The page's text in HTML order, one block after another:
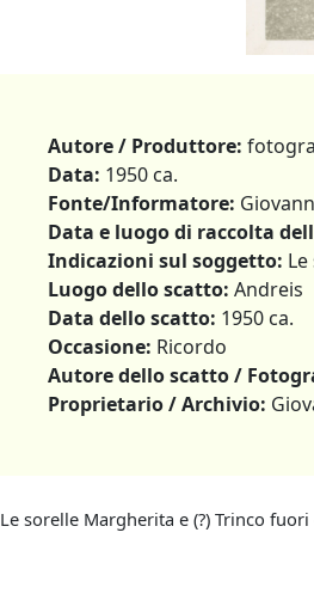
Autore / Produttore:
Data: 1950 ca.
Fonte/Informatore:
Data e luogo di raccolta
Indicazioni sul soggetto:
Luogo dello scatto: Andreis
Data dello scatto: 1950 ca.
Occasione: Ricordo
Autore dello scatto /
Proprietario / Archivio:
Le sorelle Margherita e (?) Trinco